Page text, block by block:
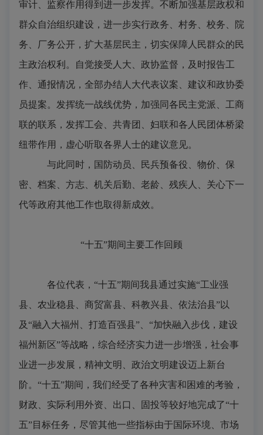
审计、监察作用得到进一步发挥。不断加强基层政权和
群众自治组织建设，进一步实行政务、村务、校务、院
务、厂务公开，扩大基层民主，切实保障人民群众的民
主政治权利。自觉接受人大、政协监督，及时报告工
作、通报情况，全部办结人大代表议案、建议和政协委
员提案。发挥统一战线优势，加强同各民主党派、工商
联的联系，发挥工会、共青团、妇联和各人民团体桥梁
纽带作用，虚心听取各界人士的建议意见。
与此同时， 国防动员、民兵预备役、物价、保
密、档案、方志、机关后勤、老龄、残疾人、关心下一
代等政府其他工作也取得新成效。
“十五”期间主要工作回顾
各位代表，“十五”期间我县通过实施“工业强
县、农业稳县、商贸富县、科教兴县、依法治县”以
及“融入大福州、打造百强县”、“加快融入步伐，建设
福州新区”等战略，综合经济实力进一步增强，社会事
业进一步发展，精神文明、政治文明建设迈上新台
阶。“十五”期间，我们经受了各种灾害和困难的考验，
财政、实际利用外资、出口、固投等较好地完成了“十
五”目标任务，尽管其他一些指标由于国际环境、市场